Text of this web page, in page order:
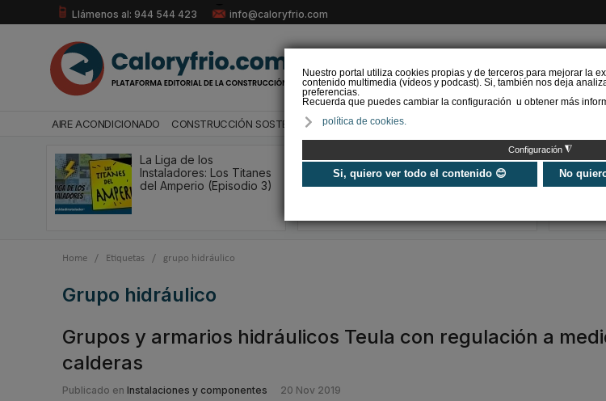
Nuestro portal utiliza cookies propias y de terceros para mejorar la
contenido multimedia (vídeos y podcast). Si, también nos deja
preferencias.
Recuerda que puedes cambiar la configuración u obtener más
política de cookies.
Configuración ◮
Si, quiero ver todo el contenido 😊 No
Llámenos al: 944 544 423 info@caloryfrio.com
AIRE ACONDICIONADO CONSTRUCCIÓN SOSTENIBLE ENERGÍAS RENOVABLES
La Liga de los
Instaladores: Los Titanes
del Amperio (Episodio 3)
Universo Aniversario - Un
año, muchos momentos
Home / Etiquetas / grupo hidráulico
grupo hidráulico
Grupos y armarios hidráulicos Teula con regulación a
calderas
Publicado en Instalaciones y componentes 20 Nov 2019